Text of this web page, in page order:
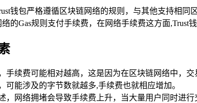
钱包严格遵循区块链网络的规则，与其他支持相
的Gas规则支付手续费，在网络手续费这方面,Trust
手续费可能相对越高，这是因为在区块链网络中，
可能涉及的字节数就越多,手续费也就相应增加。
，网络拥堵会导致手续费上升，当大量用户同时进